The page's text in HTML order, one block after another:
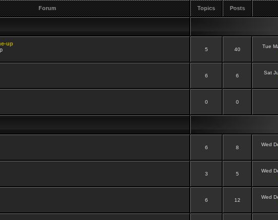
Forum Topics Posts
up
5 40
Tue
6 6
Sat
0 0
6 8
Wed
3 5
Wed
6 12
Wed